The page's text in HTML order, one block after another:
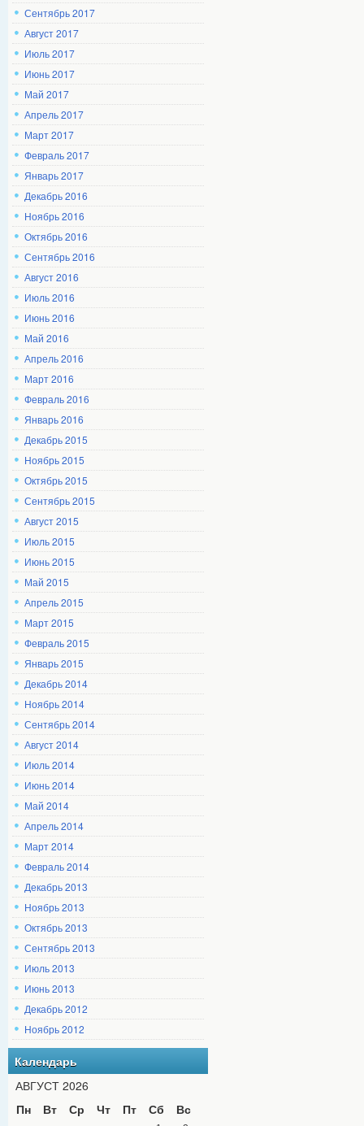
Сентябрь 2017
Август 2017
Июль 2017
Июнь 2017
Май 2017
Апрель 2017
Март 2017
Февраль 2017
Январь 2017
Декабрь 2016
Ноябрь 2016
Октябрь 2016
Сентябрь 2016
Август 2016
Июль 2016
Июнь 2016
Май 2016
Апрель 2016
Март 2016
Февраль 2016
Январь 2016
Декабрь 2015
Ноябрь 2015
Октябрь 2015
Сентябрь 2015
Август 2015
Июль 2015
Июнь 2015
Май 2015
Апрель 2015
Март 2015
Февраль 2015
Январь 2015
Декабрь 2014
Ноябрь 2014
Сентябрь 2014
Август 2014
Июль 2014
Июнь 2014
Май 2014
Апрель 2014
Март 2014
Февраль 2014
Декабрь 2013
Ноябрь 2013
Октябрь 2013
Сентябрь 2013
Июль 2013
Июнь 2013
Декабрь 2012
Ноябрь 2012
Календарь
АВГУСТ 2026
Пн
Вт Ср Чт Пт Сб Вс